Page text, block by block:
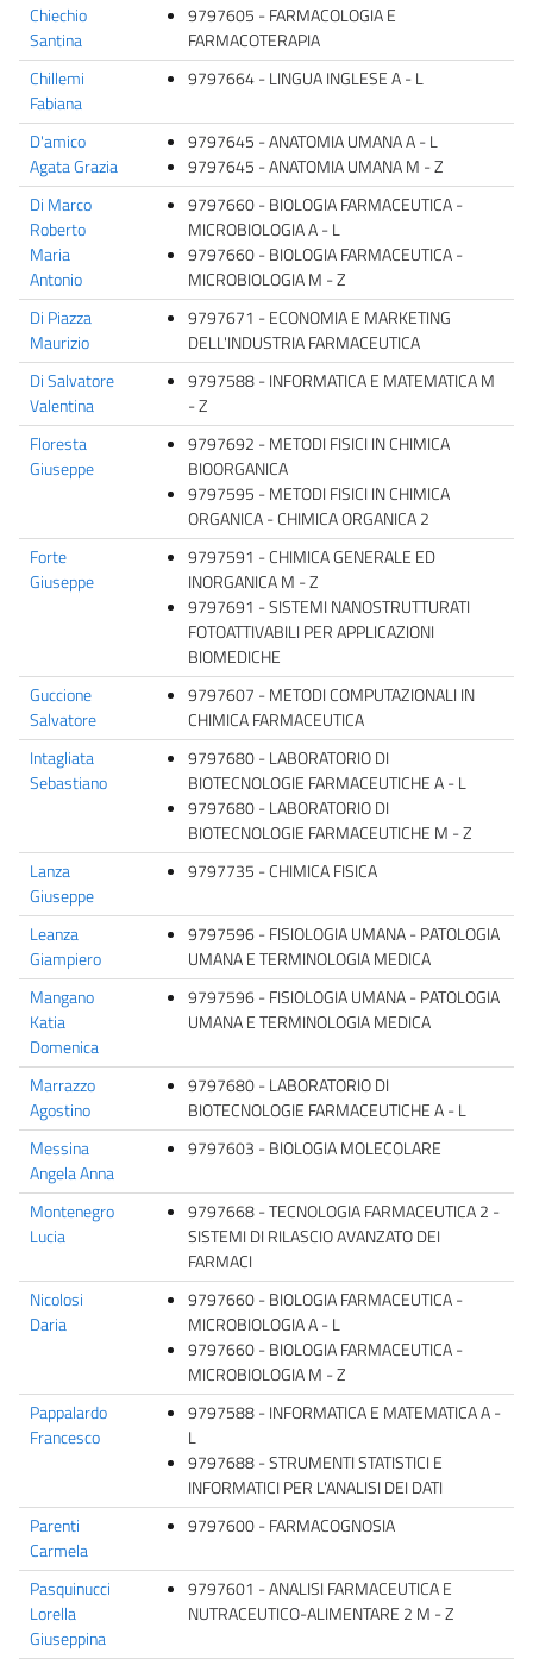
Chiechio
Santina
9797605 - FARMACOLOGIA E
FARMACOTERAPIA
Chillemi
Fabiana
9797664 - LINGUA INGLESE A - L
D'amico
Agata Grazia
9797645 - ANATOMIA UMANA A - L
9797645 - ANATOMIA UMANA M - Z
Di Marco
Roberto
Maria
Antonio
9797660 - BIOLOGIA FARMACEUTICA -
MICROBIOLOGIA A - L
9797660 - BIOLOGIA FARMACEUTICA -
MICROBIOLOGIA M - Z
Di Piazza
Maurizio
9797671 - ECONOMIA E MARKETING
DELL'INDUSTRIA FARMACEUTICA
Di Salvatore
Valentina
9797588 - INFORMATICA E MATEMATICA M
- Z
Floresta
Giuseppe
9797692 - METODI FISICI IN CHIMICA
BIOORGANICA
9797595 - METODI FISICI IN CHIMICA
ORGANICA - CHIMICA ORGANICA 2
Forte
Giuseppe
9797591 - CHIMICA GENERALE ED
INORGANICA M - Z
9797691 - SISTEMI NANOSTRUTTURATI
FOTOATTIVABILI PER APPLICAZIONI
BIOMEDICHE
Guccione
Salvatore
9797607 - METODI COMPUTAZIONALI IN
CHIMICA FARMACEUTICA
Intagliata
Sebastiano
9797680 - LABORATORIO DI
BIOTECNOLOGIE FARMACEUTICHE A - L
9797680 - LABORATORIO DI
BIOTECNOLOGIE FARMACEUTICHE M - Z
Lanza
Giuseppe
9797735 - CHIMICA FISICA
Leanza
Giampiero
9797596 - FISIOLOGIA UMANA - PATOLOGIA
UMANA E TERMINOLOGIA MEDICA
Mangano
Katia
Domenica
9797596 - FISIOLOGIA UMANA - PATOLOGIA
UMANA E TERMINOLOGIA MEDICA
Marrazzo
Agostino
9797680 - LABORATORIO DI
BIOTECNOLOGIE FARMACEUTICHE A - L
Messina
Angela Anna
9797603 - BIOLOGIA MOLECOLARE
Montenegro
Lucia
9797668 - TECNOLOGIA FARMACEUTICA 2 -
SISTEMI DI RILASCIO AVANZATO DEI
FARMACI
Nicolosi
Daria
9797660 - BIOLOGIA FARMACEUTICA -
MICROBIOLOGIA A - L
9797660 - BIOLOGIA FARMACEUTICA -
MICROBIOLOGIA M - Z
Pappalardo
Francesco
9797588 - INFORMATICA E MATEMATICA A -
L
9797688 - STRUMENTI STATISTICI E
INFORMATICI PER L'ANALISI DEI DATI
Parenti
Carmela
9797600 - FARMACOGNOSIA
Pasquinucci
Lorella
Giuseppina
9797601 - ANALISI FARMACEUTICA E
NUTRACEUTICO-ALIMENTARE 2 M - Z